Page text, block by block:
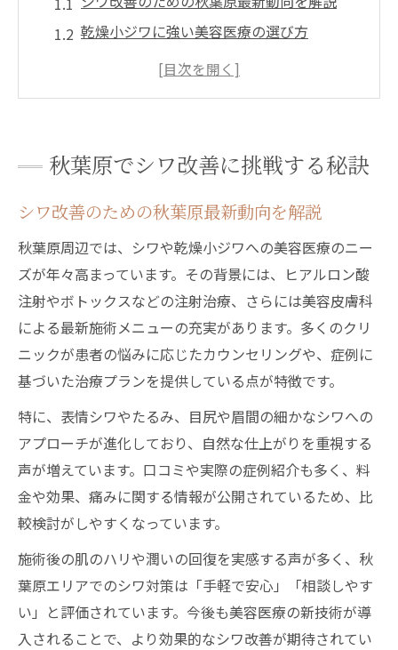
乾燥小ジワに強い美容医療の選び方
シワと乾燥小ジワの違いと対策方法
乾燥小ジワを根本からケアする新常識
乾燥小ジワに効く新しいシワケア法とは
シワの根本改善に注目の最新治療技術
乾燥小ジワ対策で重要な保湿と成分選び
シワと乾燥小ジワの複合ケアのポイント
シワ改善を加速させる生活習慣の見直し
シワ悩みなら美容医療を体験してみては
シワ改善に美容医療が選ばれる理由とは
初めてのシワ治療相談で知るべきこと
乾燥小ジワ対策で医療施術が支持される訳
シワ改善体験者のリアルな口コミを徹底検
証
シワ治療で自然な美しさを得るための工夫
乾燥小ジワ改善に適した施術選びのコツ
シワ解消で重視する費用対効果の視点
秋葉原でシワ改善に挑戦する秘訣
シワ改善のための秋葉原最新動向を解説
秋葉原周辺では、シワや乾燥小ジワへの美容医療のニー
ズが年々高まっています。その背景には、ヒアルロン酸
注射やボトックスなどの注射治療、さらには美容皮膚科
による最新施術メニューの充実があります。多くのクリ
ニックが患者の悩みに応じたカウンセリングや、症例に
基づいた治療プランを提供している点が特徴です。
特に、表情シワやたるみ、目尻や眉間の細かなシワへの
アプローチが進化しており、自然な仕上がりを重視する
声が増えています。口コミや実際の症例紹介も多く、料
金や効果、痛みに関する情報が公開されているため、比
較検討がしやすくなっています。
施術後の肌のハリや潤いの回復を実感する声が多く、秋
葉原エリアでのシワ対策は「手軽で安心」「相談しやす
い」と評価されています。今後も美容医療の新技術が導
入されることで、より効果的なシワ改善が期待されてい